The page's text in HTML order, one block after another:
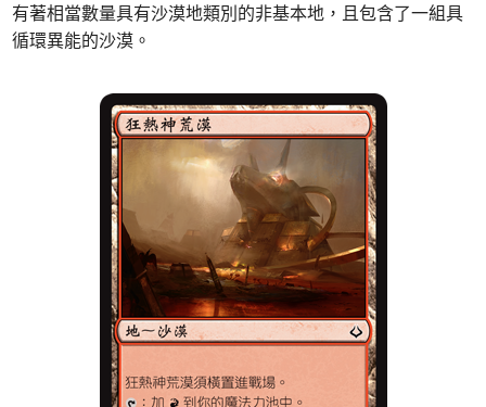
有著相當數量具有沙漠地類別的非基本地，且包含了一組具
循環異能的沙漠。